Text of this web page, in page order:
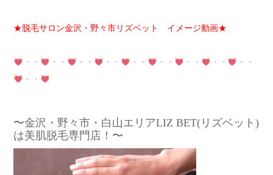
★脱毛サロン金沢・野々市リズベット イメージ動画★
・・ ・・ ・・ ・・ ・・ ・・ ・・ ・・
・・
・・
〜金沢・野々市・白山エリアLIZ BET(リズベット)
は美肌脱毛専門店！〜